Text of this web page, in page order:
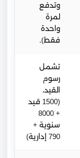
وتدفع
لمرة
واحدة
فقط).
تشمل
رسوم
القيد،
(1500 قيد
+ 8000
سنوية +
790 إدارية)